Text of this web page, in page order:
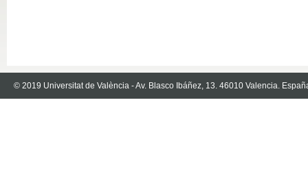
© 2019 Universitat de València - Av. Blasco Ibáñez, 13. 46010 Valencia.